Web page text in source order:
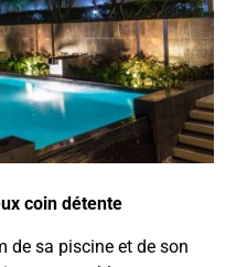
coin détente
de sa piscine et de son